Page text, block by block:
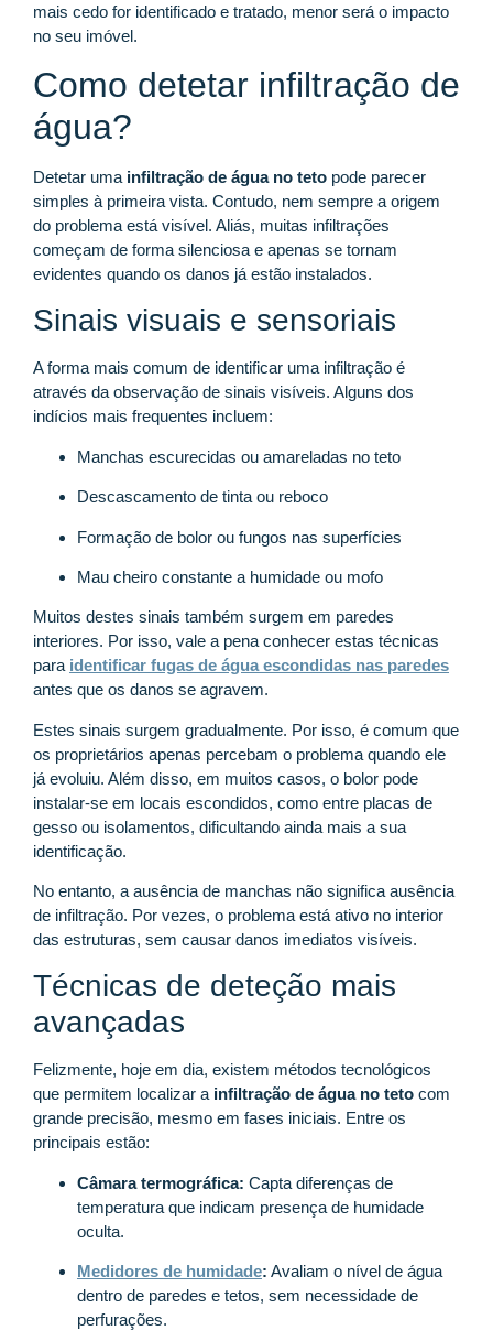
mais cedo for identificado e tratado, menor será o impacto
no seu imóvel.
Como detetar infiltração de
água?
Detetar uma infiltração de água no teto pode parecer
simples à primeira vista. Contudo, nem sempre a origem
do problema está visível. Aliás, muitas infiltrações
começam de forma silenciosa e apenas se tornam
evidentes quando os danos já estão instalados.
Sinais visuais e sensoriais
A forma mais comum de identificar uma infiltração é
através da observação de sinais visíveis. Alguns dos
indícios mais frequentes incluem:
Manchas escurecidas ou amareladas no teto
Descascamento de tinta ou reboco
Formação de bolor ou fungos nas superfícies
Mau cheiro constante a humidade ou mofo
Muitos destes sinais também surgem em paredes
interiores. Por isso, vale a pena conhecer estas técnicas
para identificar fugas de água escondidas nas paredes
antes que os danos se agravem.
Estes sinais surgem gradualmente. Por isso, é comum que
os proprietários apenas percebam o problema quando ele
já evoluiu. Além disso, em muitos casos, o bolor pode
instalar-se em locais escondidos, como entre placas de
gesso ou isolamentos, dificultando ainda mais a sua
identificação.
No entanto, a ausência de manchas não significa ausência
de infiltração. Por vezes, o problema está ativo no interior
das estruturas, sem causar danos imediatos visíveis.
Técnicas de deteção mais
avançadas
Felizmente, hoje em dia, existem métodos tecnológicos
que permitem localizar a infiltração de água no teto com
grande precisão, mesmo em fases iniciais. Entre os
principais estão:
Câmara termográfica: Capta diferenças de
temperatura que indicam presença de humidade
oculta.
Medidores de humidade: Avaliam o nível de água
dentro de paredes e tetos, sem necessidade de
perfurações.